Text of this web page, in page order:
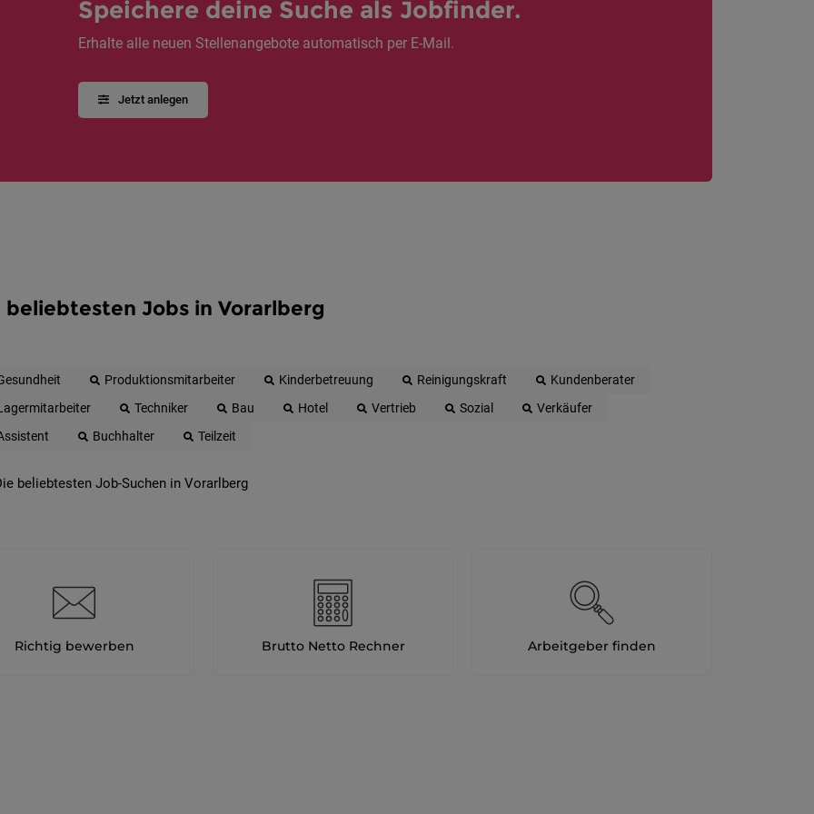
Speichere deine Suche als Jobfinder.
Erhalte alle neuen Stellenangebote automatisch per E-Mail.
Jetzt anlegen
beliebtesten Jobs in Vorarlberg
Produktionsmitarbeiter Kinderbetreuung Reinigungskraft
Kundenberater
Techniker Bau Hotel Vertrieb Sozial
Verkäufer
Buchhalter Teilzeit
beliebtesten Job-Suchen in Vorarlberg
Richtig bewerben Brutto Netto Rechner Arbeitgeber finden